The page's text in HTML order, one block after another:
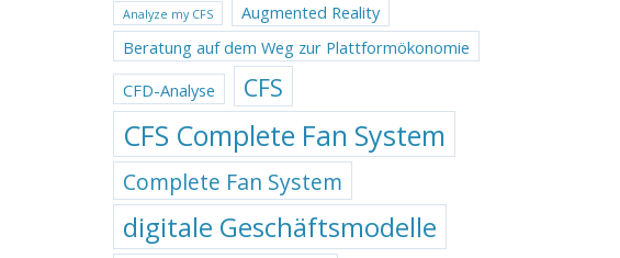
Analyze my CFS
Augmented Reality
Beratung auf dem Weg zur Plattformökonomie
CFD-Analyse
CFS
CFS Complete Fan System
Complete Fan System
digitale Geschäftsmodelle